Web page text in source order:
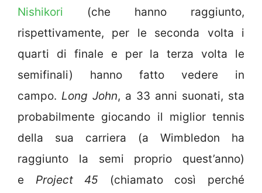
Nishikori (che hanno raggiunto,
rispettivamente, per le seconda volta i
quarti di finale e per la terza volta le
semifinali) hanno fatto vedere in
campo. Long John, a 33 anni suonati, sta
probabilmente giocando il miglior tennis
della sua carriera (a Wimbledon ha
raggiunto la semi proprio quest’anno)
e Project 45 (chiamato così perché